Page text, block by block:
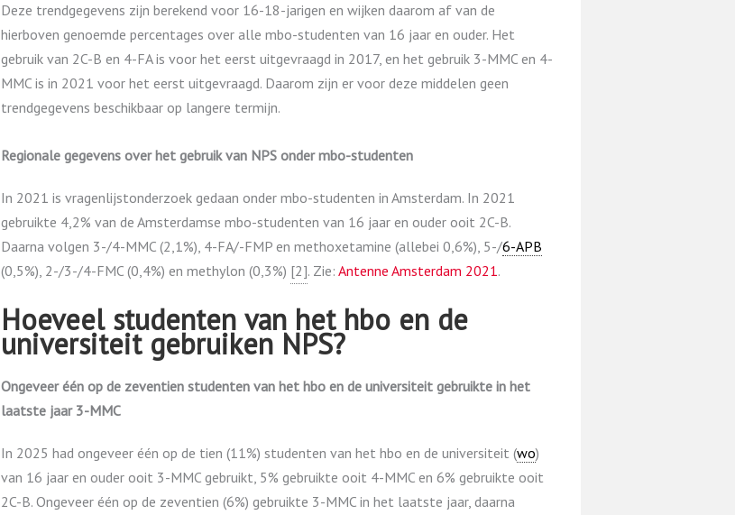
Deze trendgegevens zijn berekend voor 16-18-jarigen en wijken daarom af van de
hierboven genoemde percentages over alle mbo-studenten van 16 jaar en ouder. Het
gebruik van 2C-B en 4-FA is voor het eerst uitgevraagd in 2017, en het gebruik 3-MMC en 4-
MMC is in 2021 voor het eerst uitgevraagd. Daarom zijn er voor deze middelen geen
trendgegevens beschikbaar op langere termijn.
Regionale gegevens over het gebruik van NPS onder mbo-studenten
In 2021 is vragenlijstonderzoek gedaan onder mbo-studenten in Amsterdam. In 2021
gebruikte 4,2% van de Amsterdamse mbo-studenten van 16 jaar en ouder ooit 2C-B.
Daarna volgen 3-/4-MMC (2,1%), 4-FA/-FMP en methoxetamine (allebei 0,6%), 5-/6-APB
(0,5%), 2-/3-/4-FMC (0,4%) en methylon (0,3%) ​[2]​. Zie:Antenne Amsterdam 2021.
Hoeveel studenten van het hbo en de
universiteit gebruiken NPS?
Ongeveer één op de zeventien studenten van het hbo en de universiteit gebruikte in het
laatste jaar 3-MMC
In 2025 had ongeveer één op de tien (11%) studenten van het hbo en de universiteit (wo)
van 16 jaar en ouder ooit 3-MMC gebruikt, 5% gebruikte ooit 4-MMC en 6% gebruikte ooit
2C-B. Ongeveer één op de zeventien (6%) gebruikte 3-MMC in het laatste jaar, daarna